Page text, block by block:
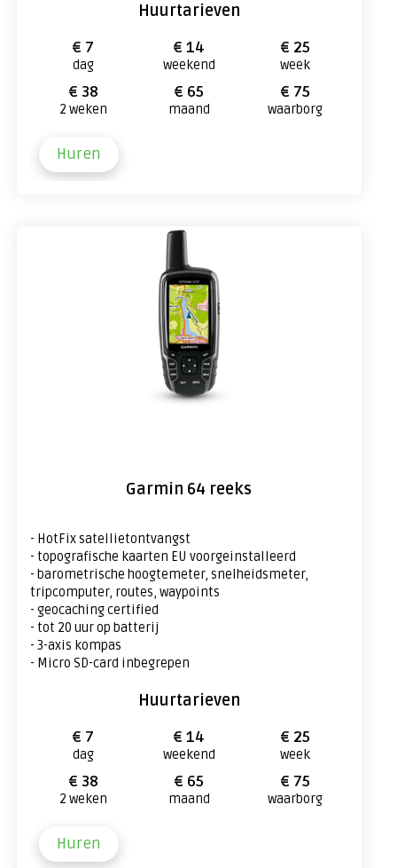
Huurtarieven
€ 7
dag
€ 14
weekend
€ 25
week
€ 38
2 weken
€ 65
maand
€ 75
waarborg
Huren
Garmin 64 reeks
- HotFix satellietontvangst
- topografische kaarten EU voorgeinstalleerd
- barometrische hoogtemeter, snelheidsmeter,
tripcomputer, routes, waypoints
- geocaching certified
- tot 20 uur op batterij
- 3-axis kompas
- Micro SD-card inbegrepen
Huurtarieven
€ 7
dag
€ 14
weekend
€ 25
week
€ 38
2 weken
€ 65
maand
€ 75
waarborg
Huren